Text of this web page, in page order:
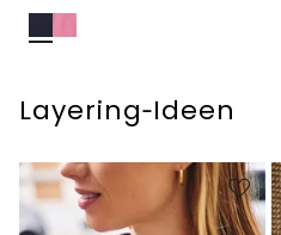
Layering‑Ideen